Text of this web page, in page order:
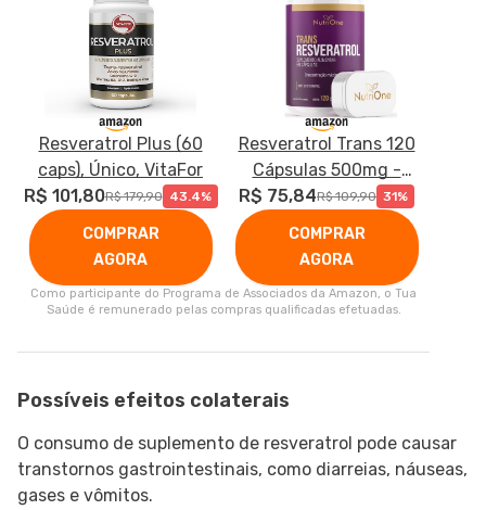
Resveratrol Plus (60
caps), Único, VitaFor
R$ 101,80R$ 179,90 43.4%
COMPRAR
AGORA
Resveratrol Trans 120
Cápsulas 500mg -
Nutrione
R$ 75,84R$ 109,90 31%
COMPRAR
AGORA
Como participante do Programa de Associados da Amazon, o Tua
Saúde é remunerado pelas compras qualificadas efetuadas.
Possíveis efeitos colaterais
O consumo de suplemento de resveratrol pode causar
transtornos gastrointestinais, como diarreias, náuseas,
gases e vômitos.